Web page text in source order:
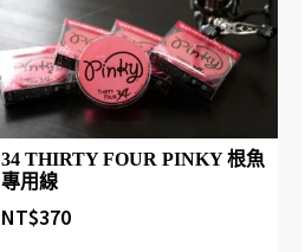
34 THIRTY FOUR PINKY 根魚
專用線
NT$370